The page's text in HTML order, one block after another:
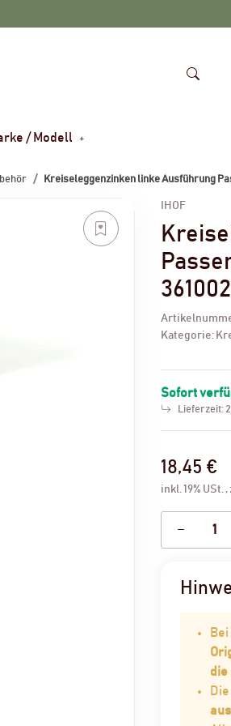
/ Modell
Kreiseleggenzinken linke Ausführung
IHOF
Kategorie:
Sofort
Lieferzeit:
18,45 €
inkl. 19% USt.
die